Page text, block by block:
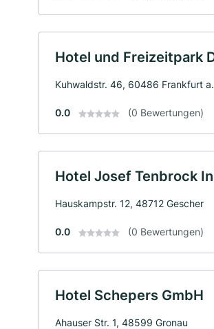
Hotel und Freizeitpark
Kuhwaldstr. 46, 60486 Frankfurt
0.0 (0 Bewertungen)
Hotel Josef Tenbrock
Hauskampstr. 12, 48712 Gescher
0.0 (0 Bewertungen)
Hotel Schepers GmbH
Ahauser Str. 1, 48599 Gronau